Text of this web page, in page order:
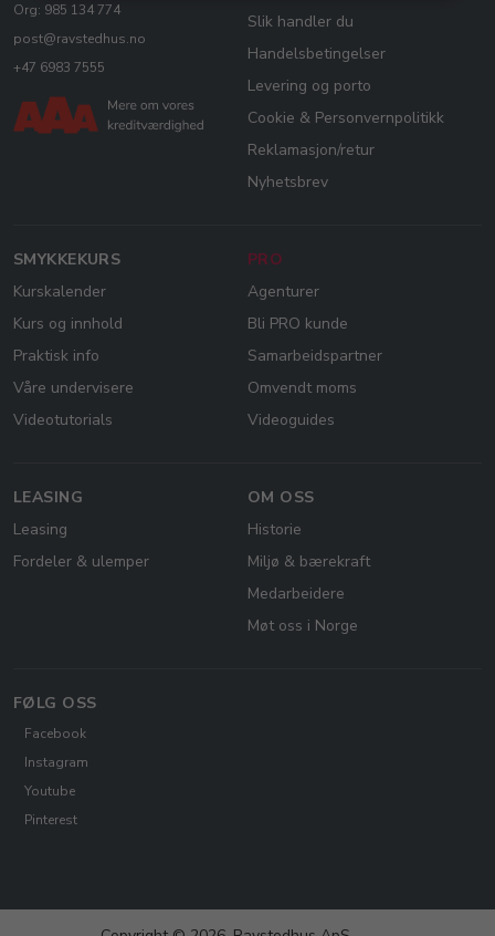
Org: 985 134 774
post@ravstedhus.no
+47 6983 7555
Slik handler du
Handelsbetingelser
Levering og porto
Cookie & Personvernpolitikk
Reklamasjon/retur
Nyhetsbrev
SMYKKEKURS
Kurskalender
Kurs og innhold
Praktisk info
Våre undervisere
Videotutorials
PRO
Agenturer
Bli PRO kunde
Samarbeidspartner
Omvendt moms
Videoguides
LEASING
Leasing
Fordeler & ulemper
OM OSS
Historie
Miljø & bærekraft
Medarbeidere
Møt oss i Norge
FØLG OSS
Facebook
Instagram
Youtube
Pinterest